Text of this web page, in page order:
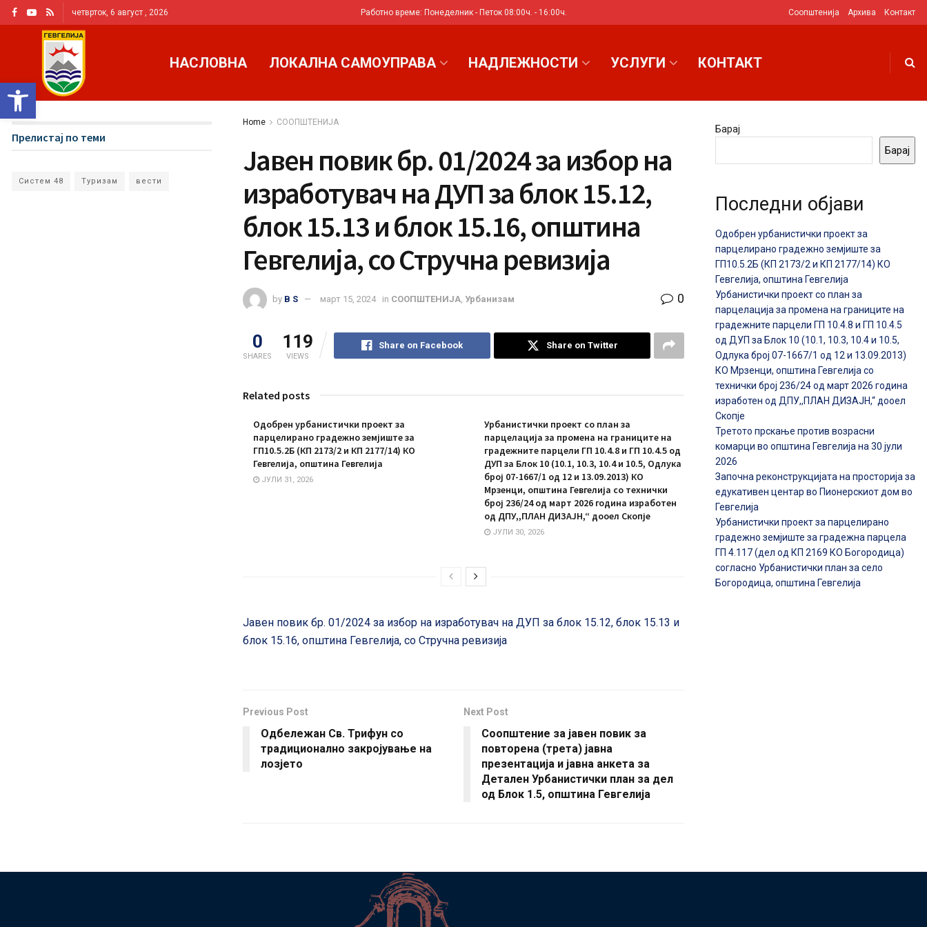
Open toolbar
четврток, 6 август , 2026 Работно време: Понеделник - Петок 08:00ч. - 16:00ч. Соопштенија Архива Контакт
НАСЛОВНА ЛОКАЛНА САМОУПРАВА НАДЛЕЖНОСТИ УСЛУГИ КОНТАКТ
Home СООПШТЕНИЈА
Јавен повик бр. 01/2024 за избор на
изработувач на ДУП за блок 15.12,
блок 15.13 и блок 15.16, општина
Гевгелија, со Стручна ревизија
by B S март 15, 2024 in СООПШТЕНИЈА Урбанизам 0
0
SHARES
119
VIEWS
Share on Facebook Share on Twitter
Related posts
Одобрен урбанистички проект за
парцелирано градежно земјиште за
ГП10.5.2Б (КП 2173/2 и КП 2177/14) КО
Гевгелија, општина Гевгелија
ЈУЛИ 31, 2026
Урбанистички проект со план за
парцелација за промена на границите на
градежните парцели ГП 10.4.8 и ГП 10.4.5 од
ДУП за Блок 10 (10.1, 10.3, 10.4 и 10.5, Одлука
број 07-1667/1 од 12 и 13.09.2013) КО
Мрзенци, општина Гевгелија со технички
број 236/24 од март 2026 година изработен
од ДПУ,,ПЛАН ДИЗАЈН,“ дооел Скопје
ЈУЛИ 30, 2026
Јавен повик бр. 01/2024 за избор на изработувач на ДУП за блок 15.12, блок 15.13 и
блок 15.16, општина Гевгелија, со Стручна ревизија
Previous Post
Одбележан Св. Трифун со
традиционално закројување на
лозјето
Next Post
Соопштение за јавен повик за
повторена (трета) јавна
презентација и јавна анкета за
Детален Урбанистички план за дел
од Блок 1.5, општина Гевгелија
Прелистај по теми
Систем 48 Туризам вести
Барај
Барај
Последни објави
Одобрен урбанистички проект за
парцелирано градежно земјиште за
ГП10.5.2Б (КП 2173/2 и КП 2177/14) КО
Гевгелија, општина Гевгелија
Урбанистички проект со план за
парцелација за промена на границите на
градежните парцели ГП 10.4.8 и ГП 10.4.5
од ДУП за Блок 10 (10.1, 10.3, 10.4 и 10.5,
Одлука број 07-1667/1 од 12 и 13.09.2013)
КО Мрзенци, општина Гевгелија со
технички број 236/24 од март 2026 година
изработен од ДПУ,,ПЛАН ДИЗАЈН,“ дооел
Скопје
Третото прскање против возрасни
комарци во општина Гевгелија на 30 јули
2026
Започна реконструкцијата на просторија за
едукативен центар во Пионерскиот дом во
Гевгелија
Урбанистички проект за парцелирано
градежно земјиште за градежна парцела
ГП 4.117 (дел од КП 2169 КО Богородица)
согласно Урбанистички план за село
Богородица, општина Гевгелија